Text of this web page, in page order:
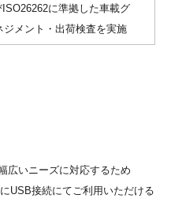
ISO26262に準拠した車載グ
ジメント・出荷検査を実施
広いニーズに対応するため
USB接続にてご利用いただける